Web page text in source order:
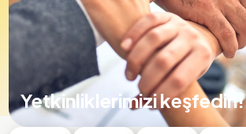
Yetkinliklerimizi keşfedin!